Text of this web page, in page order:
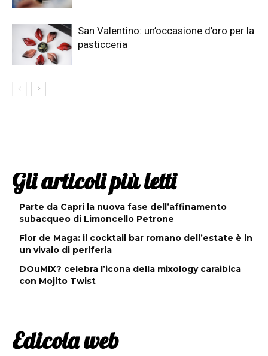
San Valentino: un’occasione d’oro per la
pasticceria
Gli articoli più letti
Parte da Capri la nuova fase dell’affinamento
subacqueo di Limoncello Petrone
Flor de Maga: il cocktail bar romano dell’estate è in
un vivaio di periferia
DOuMIX? celebra l’icona della mixology caraibica
con Mojito Twist
Edicola web